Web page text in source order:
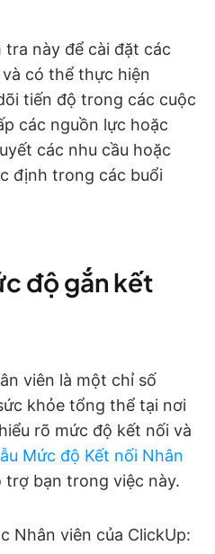
tra này để cài đặt các
có thể thực hiện
tiến độ trong các cuộc
các nguồn lực hoặc
các nhu cầu hoặc
định trong các buổi
độ gắn kết
viên là một chỉ số
khỏe tổng thể tại nơi
rõ mức độ kết nối và
Mức độ Kết nối Nhân
trợ bạn trong việc này.
Nhân viên của ClickUp: